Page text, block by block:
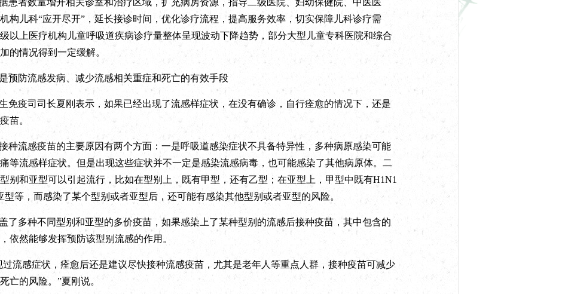
患者数量增开相关诊室和治疗区域，扩充病房资源，指导二级医院、妇幼保健院、中医医
构儿科“应开尽开”，延长接诊时间，优化诊疗流程，提高服务效率，切实保障儿科诊疗需
以上医疗机构儿童呼吸道疾病诊疗量整体呈现波动下降趋势，部分大型儿童专科医院和综合
的情况得到一定缓解。
预防流感发病、减少流感相关重症和死亡的有效手段
免疫司司长夏刚表示，如果已经出现了流感样症状，在没有确诊，自行痊愈的情况下，还是
苗。
种流感疫苗的主要原因有两个方面：一是呼吸道感染症状不具备特异性，多种病原感染可能
等流感样症状。但是出现这些症状并不一定是感染流感病毒，也可能感染了其他病原体。二
别和亚型可以引起流行，比如在型别上，既有甲型，还有乙型；在亚型上，甲型中既有H1N1
型等，而感染了某个型别或者亚型后，还可能有感染其他型别或者亚型的风险。
了多种不同型别和亚型的多价疫苗，如果感染上了某种型别的流感后接种疫苗，其中包含的
依然能够发挥预防该型别流感的作用。
过流感症状，痊愈后还是建议尽快接种流感疫苗，尤其是老年人等重点人群，接种疫苗可减少
亡的风险。”夏刚说。